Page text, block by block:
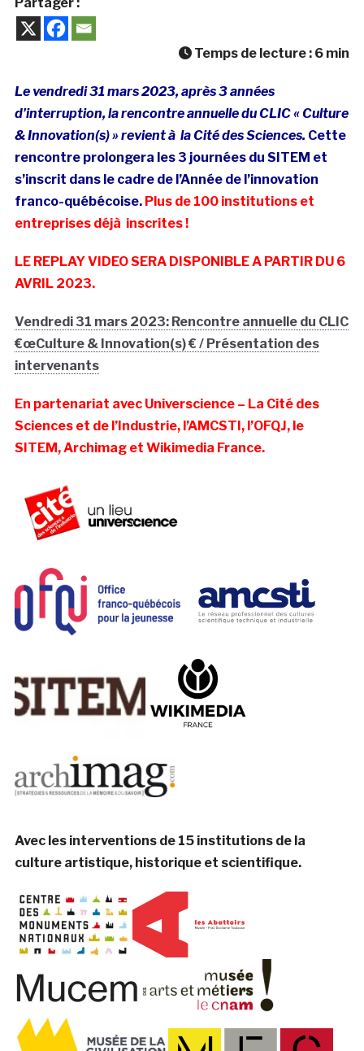
Temps de lecture : 6 min
Le vendredi 31 mars 2023, après 3 années
d’interruption, la rencontre annuelle du CLIC « Culture
& Innovation(s) » revient à la Cité des Sciences. Cette
rencontre prolongera les 3 journées du SITEM et
s’inscrit dans le cadre de l’Année de l’innovation
franco-québécoise. Plus de 100 institutions et
entreprises déjà inscrites !
LE REPLAY VIDEO SERA DISPONIBLE A PARTIR DU 6
AVRIL 2023.
Vendredi 31 mars 2023: Rencontre annuelle du CLIC
€œCulture & Innovation(s) € / Présentation des
intervenants
En partenariat avec Universcience – La Cité des
Sciences et de l’Industrie, l’AMCSTI, l’OFQJ, le
SITEM, Archimag et Wikimedia France.
Avec les interventions de 15 institutions de la
culture artistique, historique et scientifique.